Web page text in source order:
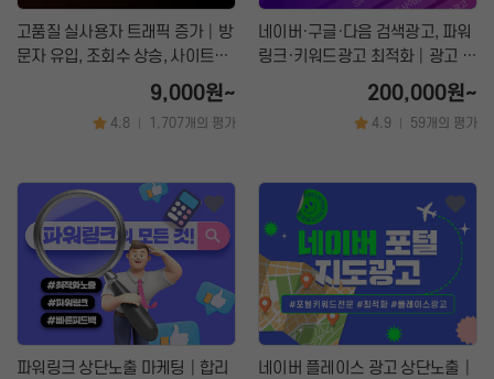
고품질 실사용자 트래픽 증가│방
문자 유입, 조회수 상승, 사이트
9,000원~
4.8 1,707개의 평가
네이버·구글·다음 검색광고, 파워
링크·키워드광고 최적화│광고 세
팅 및 운영관리 전문
200,000원~
4.9 59개의 평가
파워링크 상단노출 마케팅│합리
네이버 플레이스 광고 상단노출│